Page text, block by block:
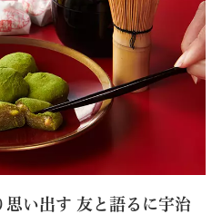
思い出す 友と語るに宇治